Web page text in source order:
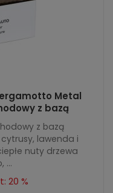
Metal
z bazą
z bazą
lawenda i
nuty drzewa
...
20 %